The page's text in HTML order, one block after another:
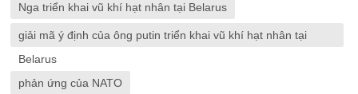
Nga triển khai vũ khí hạt nhân tại Belarus
giải mã ý định của ông putin triển khai vũ khí hạt nhân tại
Belarus
phản ứng của NATO